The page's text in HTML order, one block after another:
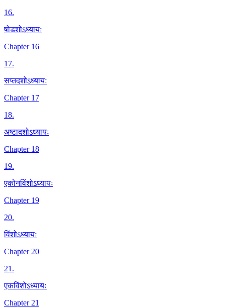
16.
षोडशोऽध्यायः
Chapter 16
17.
सप्तदशोऽध्यायः
Chapter 17
18.
अष्टादशोऽध्यायः
Chapter 18
19.
एकोनविंशोऽध्यायः
Chapter 19
20.
विंशोऽध्यायः
Chapter 20
21.
एकविंशोऽध्यायः
Chapter 21